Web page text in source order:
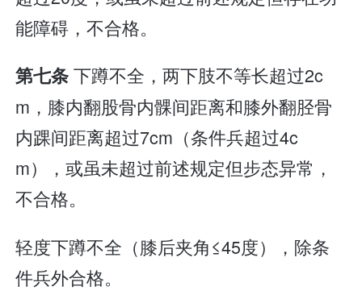
能障碍，不合格。
第七条下蹲不全，两下肢不等长超过2c
m，膝内翻股骨内髁间距离和膝外翻胫骨
内踝间距离超过7cm（条件兵超过4c
m），或虽未超过前述规定但步态异常，
不合格。
轻度下蹲不全（膝后夹角≤45度），除条
件兵外合格。